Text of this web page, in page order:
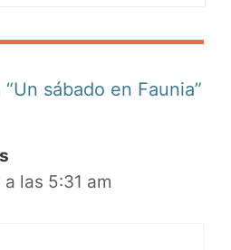
sábado en Faunia”
las 5:31 am